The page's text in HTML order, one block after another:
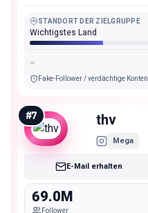
STANDORT DER ZIELGRUPPE
Wichtigstes Land
-
Fake-Follower / verdächtige Konten
#7 thv
Mega
E-Mail erhalten
69.0M
Follower